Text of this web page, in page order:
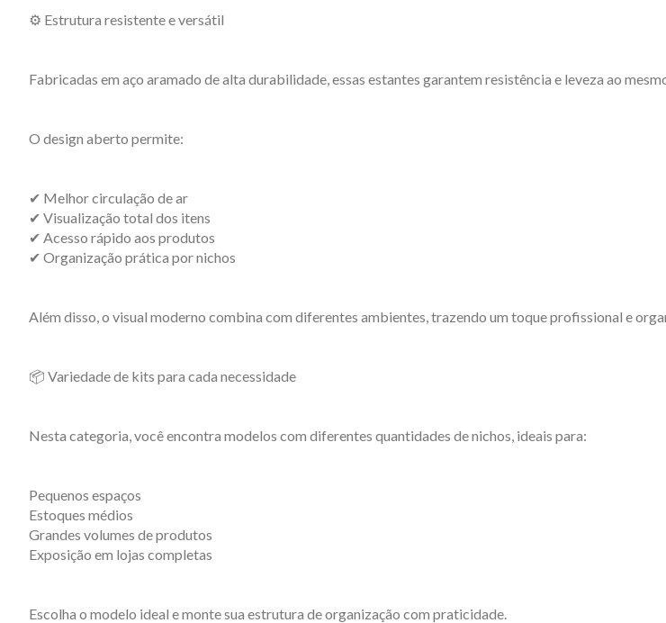
⚙️ Estrutura resistente e versátil
Fabricadas em aço aramado de alta durabilidade, essas estantes garantem resistência e leveza ao
O design aberto permite:
✔ Melhor circulação de ar
✔ Visualização total dos itens
✔ Acesso rápido aos produtos
✔ Organização prática por nichos
Além disso, o visual moderno combina com diferentes ambientes, trazendo um toque profissional e
📦 Variedade de kits para cada necessidade
Nesta categoria, você encontra modelos com diferentes quantidades de nichos, ideais para:
Pequenos espaços
Estoques médios
Grandes volumes de produtos
Exposição em lojas completas
Escolha o modelo ideal e monte sua estrutura de organização com praticidade.